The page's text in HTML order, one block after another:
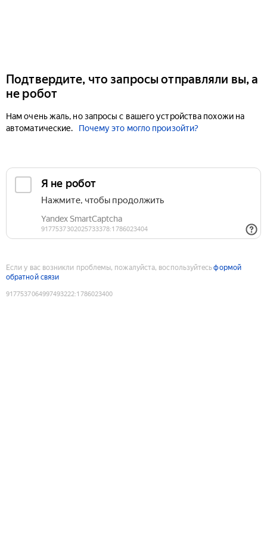
Подтвердите, что запросы отправляли вы, а
не робот
Нам очень жаль, но запросы с вашего устройства похожи на
автоматические.
Почему это могло произойти?
Если у вас возникли проблемы, пожалуйста, воспользуйтесьформой
обратной связи
9177537064997493222:1786023400